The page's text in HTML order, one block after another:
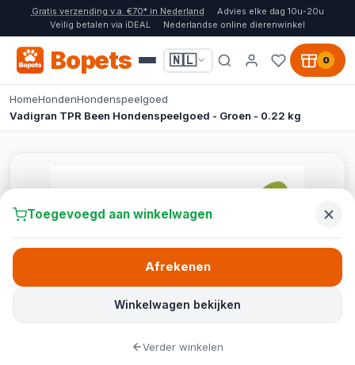
Gratis verzending v.a. €70* in Nederland
Advies elke dag 10u-20u
Veilig betalen via iDEAL
Nederlandse online dierenwinkel
Bopets 🇳🇱 0
HomeHondenHondenspeelgoed
Vadigran TPR Been Hondenspeelgoed - Groen - 0.22 kg
Toegevoegd aan winkelwagen
Winkelwagen bekijken
Afrekenen
Verder winkelen